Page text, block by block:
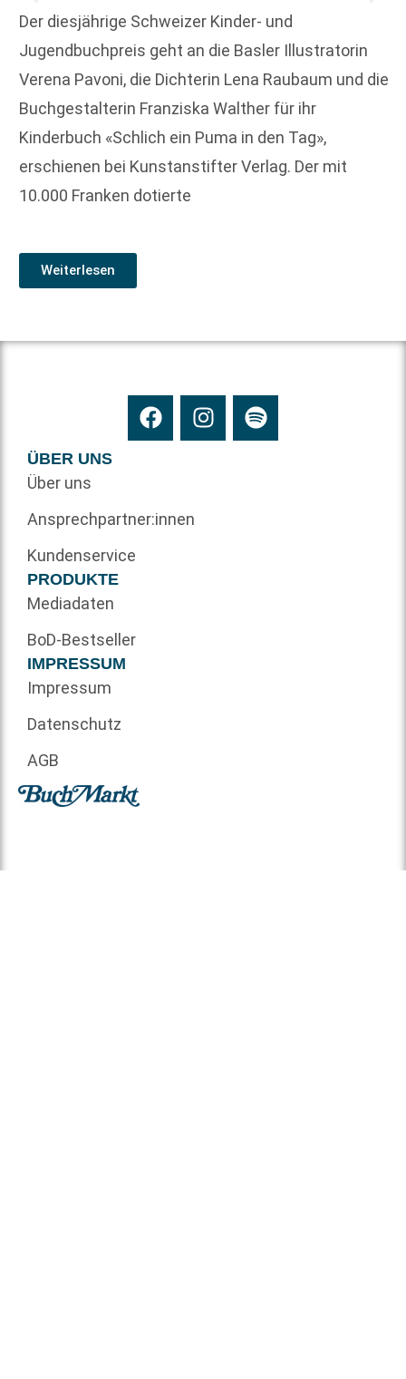
Der diesjährige Schweizer Kinder- und
Jugendbuchpreis geht an die Basler Illustratorin
Verena Pavoni, die Dichterin Lena Raubaum und die
Buchgestalterin Franziska Walther für ihr
Kinderbuch «Schlich ein Puma in den Tag»,
erschienen bei Kunstanstifter Verlag. Der mit
10.000 Franken dotierte
Weiterlesen
ÜBER UNS
Über uns
Ansprechpartner:innen
Kundenservice
PRODUKTE
Mediadaten
BoD-Bestseller
IMPRESSUM
Impressum
Datenschutz
AGB